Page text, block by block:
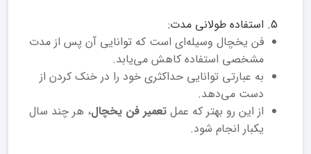
استفاده طولانی مدت:
فن یخچال وسیله‌ای است که توانایی آن پس از مدت
مشخصی استفاده کاهش می‌یابد.
به عبارتی توانایی حداکثری خود را در خنک کردن از
دست می‌دهد.
از این رو بهتر که عمل تعمیر فن یخچال، هر چند سال
یکبار انجام شود.